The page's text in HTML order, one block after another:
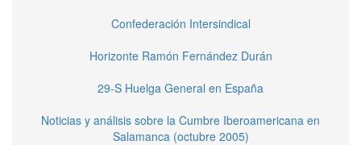
Confederación Intersindical
Horizonte Ramón Fernández Durán
29-S Huelga General en España
Noticias y análisis sobre la Cumbre Iberoamericana en
Salamanca (octubre 2005)